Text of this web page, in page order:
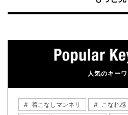
人気のキー
着こなしマンネリ こなれ感